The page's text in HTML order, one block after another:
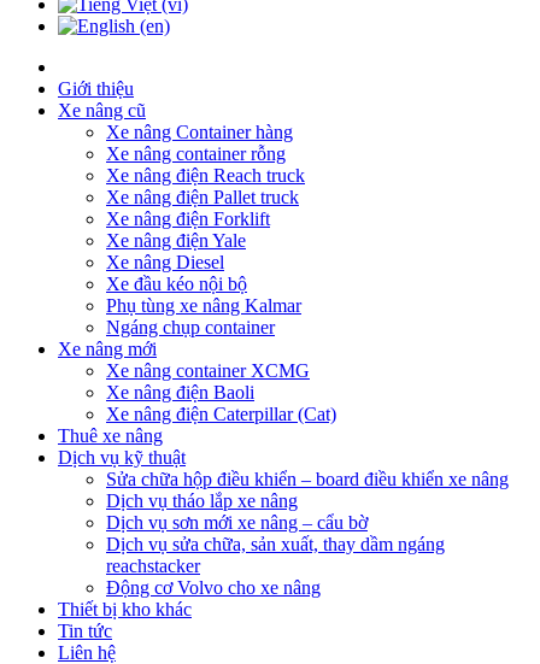
Giới thiệu
Xe nâng cũ
Xe nâng Container hàng
Xe nâng container rỗng
Xe nâng điện Reach truck
Xe nâng điện Pallet truck
Xe nâng điện Forklift
Xe nâng điện Yale
Xe nâng Diesel
Xe đầu kéo nội bộ
Phụ tùng xe nâng Kalmar
Ngáng chụp container
Xe nâng mới
Xe nâng container XCMG
Xe nâng điện Baoli
Xe nâng điện Caterpillar (Cat)
Thuê xe nâng
Dịch vụ kỹ thuật
Sửa chữa hộp điều khiển – board điều khiển xe nâng
Dịch vụ tháo lắp xe nâng
Dịch vụ sơn mới xe nâng – cẩu bờ
Dịch vụ sửa chữa, sản xuất, thay dầm ngáng
reachstacker
Động cơ Volvo cho xe nâng
Thiết bị kho khác
Tin tức
Liên hệ